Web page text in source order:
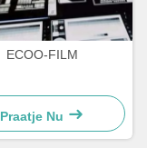
ECOO-FILM
Praatje Nu